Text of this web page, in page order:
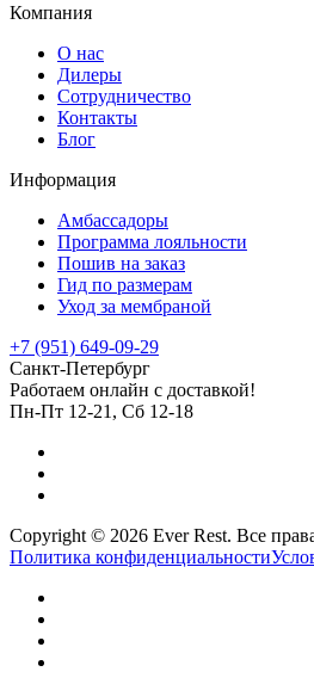
Компания
О нас
Дилеры
Сотрудничество
Контакты
Блог
Информация
Амбассадоры
Программа лояльности
Пошив на заказ
Гид по размерам
Уход за мембраной
+7 (951) 649-09-29
Санкт-Петербург
Работаем онлайн с доставкой!
Пн-Пт 12-21, Сб 12-18
Copyright © 2026 Ever Rest. Все
Политика конфиденциальности